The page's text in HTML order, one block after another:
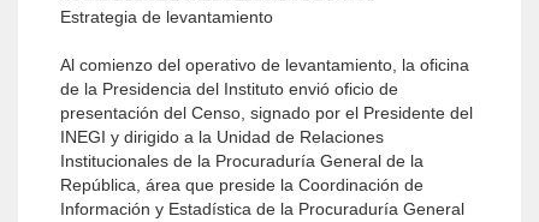
Estrategia de levantamiento
Al comienzo del operativo de levantamiento, la oficina
de la Presidencia del Instituto envió oficio de
presentación del Censo, signado por el Presidente del
INEGI y dirigido a la Unidad de Relaciones
Institucionales de la Procuraduría General de la
República, área que preside la Coordinación de
Información y Estadística de la Procuraduría General